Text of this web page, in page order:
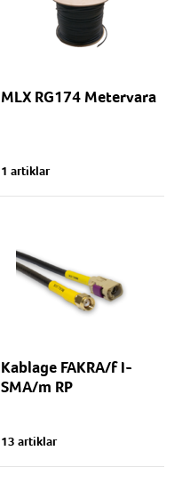
MLX RG174 Metervara
1 artiklar
Kablage FAKRA/f I-
SMA/m RP
13 artiklar